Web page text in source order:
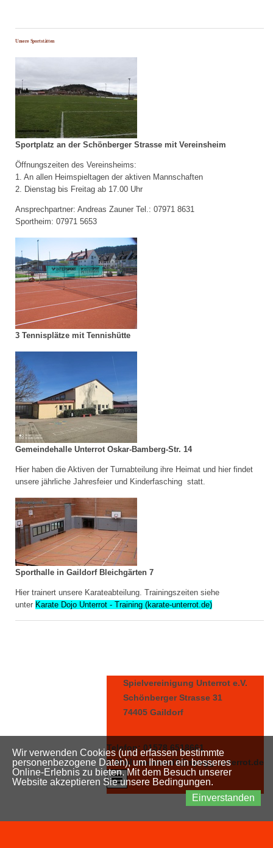
Unsere Sportstätten
Sportplatz an der Schönberger Strasse mit Vereinsheim
Öffnungszeiten des Vereinsheims:
1. An allen Heimspieltagen der aktiven Mannschaften
2. Dienstag bis Freitag ab 17.00 Uhr
Ansprechpartner: Andreas Zauner Tel.: 07971 8631
Sportheim: 07971 5653
3 Tennisplätze mit Tennishütte
Gemeindehalle Unterrot Oskar-Bamberg-Str. 14
Hier haben die Aktiven der Turnabteilung ihre Heimat und hier findet
unsere jährliche Jahresfeier und Kinderfasching statt.
Sporthalle in Gaildorf Bleichgärten 7
Hier trainert unsere Karateabteilung. Trainingszeiten siehe
unter Karate Dojo Unterrot - Training (karate-unterrot.de)
Spielvereinigung Unterrot e.V.
Schönberger Strasse 31
74405 Gaildorf
Telefon: 01578 6518661
E-Mail: vorstand1@spvgg-unterrot.de
Wir verwenden Cookies (und erfassen bestimmte
personenbezogene Daten), um Ihnen ein besseres
Online-Erlebnis zu bieten. Mit dem Besuch unserer
Website akzeptieren Sie unsere Bedingungen.
Einverstanden